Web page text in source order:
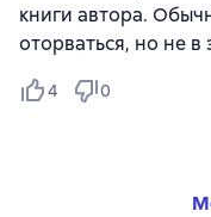
книги автора.
оторваться, но не в
4 0